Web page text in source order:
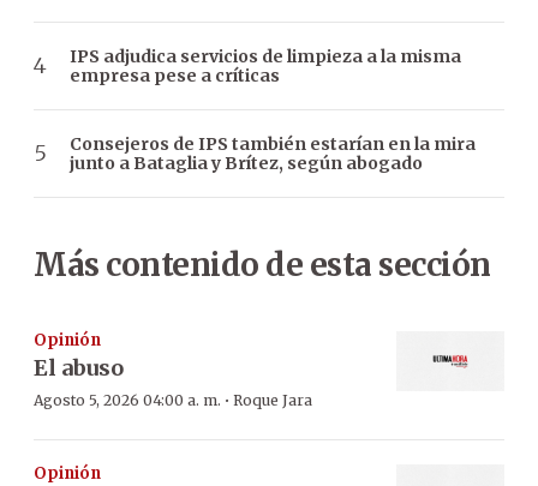
IPS adjudica servicios de limpieza a la misma
empresa pese a críticas
Consejeros de IPS también estarían en la mira
junto a Bataglia y Brítez, según abogado
Más contenido de esta sección
Opinión
El abuso
Agosto 5, 2026 04:00 a. m. · Roque Jara
Opinión